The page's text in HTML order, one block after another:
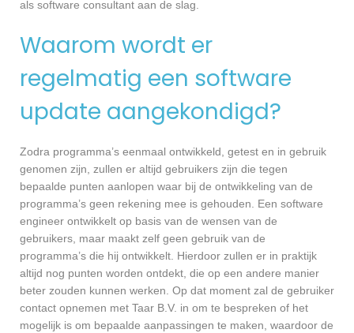
als software consultant aan de slag.
Waarom wordt er
regelmatig een software
update aangekondigd?
Zodra programma’s eenmaal ontwikkeld, getest en in gebruik
genomen zijn, zullen er altijd gebruikers zijn die tegen
bepaalde punten aanlopen waar bij de ontwikkeling van de
programma’s geen rekening mee is gehouden. Een software
engineer ontwikkelt op basis van de wensen van de
gebruikers, maar maakt zelf geen gebruik van de
programma’s die hij ontwikkelt. Hierdoor zullen er in praktijk
altijd nog punten worden ontdekt, die op een andere manier
beter zouden kunnen werken. Op dat moment zal de gebruiker
contact opnemen met Taar B.V. in om te bespreken of het
mogelijk is om bepaalde aanpassingen te maken, waardoor de